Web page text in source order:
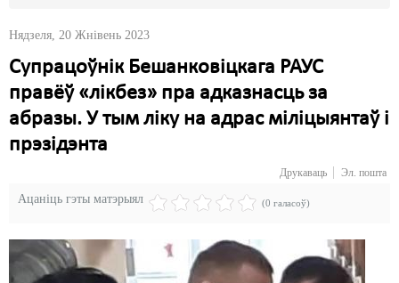
Нядзеля, 20 Жнівень 2023
Супрацоўнік Бешанковіцкага РАУС
правёў «лікбез» пра адказнасць за
абразы. У тым ліку на адрас міліцыянтаў і
прэзідэнта
Друкаваць Эл. пошта
Ацаніць гэты матэрыял (0 галасоў)
Выбары
Грамадзянскія ініцыятывы
Дзяржава
Затрыманьні
Карная псыхіятрыя
КПЧ ААН
Пра нас
RSS